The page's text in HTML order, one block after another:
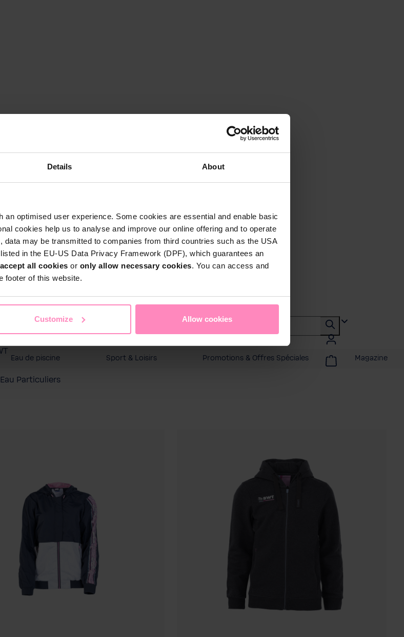
Details About
optimised user experience. Some cookies are essential and enable basic
cookies help us to analyse and improve our online offering and to operate
data may be transmitted to companies from third countries such as the USA
in the EU-US Data Privacy Framework (DPF), which guarantees an
accept all cookies or only allow necessary cookies. You can access and
footer of this website.
Customize Allow cookies
Particuliers
Eau de piscine Sport & Loisirs Promotions & Offres Spéciales Magazine